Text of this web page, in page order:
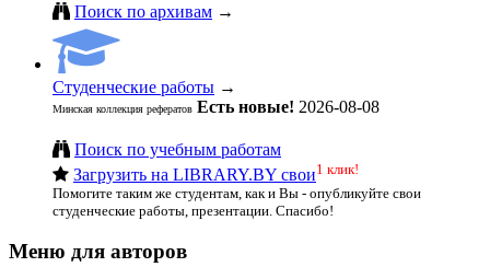
Поиск по архивам →
Студенческие работы →
Минская коллекция рефератов Есть новые! 2026-08-08
Поиск по учебным работам
Загрузить на LIBRARY.BY свои1 клик!
Помогите таким же студентам, как и Вы - опубликуйте свои
студенческие работы, презентации. Спасибо!
Меню для авторов